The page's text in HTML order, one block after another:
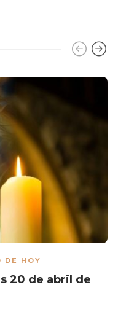
DE HOY
20 de abril de